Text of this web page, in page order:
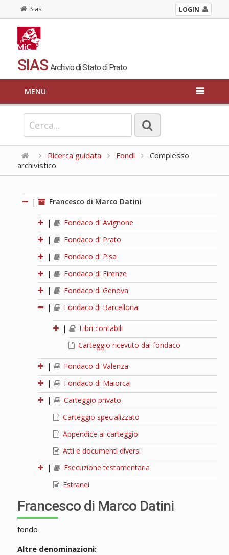
Sias LOGIN
SIAS Archivio di Stato di Prato
MENU
Ricerca guidata Fondi
Complesso
archivistico
| Francesco di Marco Datini
|
Fondaco di Avignone
|
Fondaco di Prato
|
Fondaco di Pisa
|
Fondaco di Firenze
|
Fondaco di Genova
|
Fondaco di Barcellona
|
Libri contabili
Carteggio ricevuto dal fondaco
|
Fondaco di Valenza
|
Fondaco di Maiorca
|
Carteggio privato
Carteggio specializzato
Appendice al carteggio
Atti e documenti diversi
|
Esecuzione testamentaria
Estranei
Francesco di Marco Datini
fondo
Altre denominazioni: